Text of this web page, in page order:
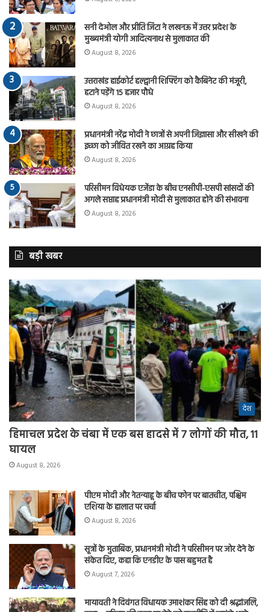
सनी देओल और प्रीति जिंटा ने लखनऊ में उत्तर प्रदेश के
मुख्यमंत्री योगी आदित्यनाथ से मुलाकात की
August 8, 2026
उत्तराखंड हाईकोर्ट हल्द्वानी शिफ्टिंग को कैबिनेट की मंजूरी,
हटाने पड़ेंगे 15 हजार पौधे
August 8, 2026
प्रधानमंत्री नरेंद्र मोदी ने छात्रों से अपनी जिज्ञासा और सीखने की
इच्छा को जीवित रखने का आग्रह किया
August 8, 2026
परिसीमन विधेयक एजेंडा के बीच एनसीपी-एसपी सांसदों की
अगले सप्ताह प्रधानमंत्री मोदी से मुलाकात होने की संभावना
August 8, 2026
बड़ी खबर
देश
हिमाचल प्रदेश के चंबा में एक बस हादसे में 7 लोगों की मौत, 11
घायल
August 8, 2026
पीएम मोदी और नेतन्याहू के बीच फोन पर बातचीत, पश्चिम
एशिया के हालात पर चर्चा
August 8, 2026
सूत्रों के मुताबिक, प्रधानमंत्री मोदी ने परिसीमन पर जोर देने के
संकेत दिए, कहा कि एनडीए के पास बहुमत है
August 7, 2026
मायावती ने दिवंगत विधायक उमाशंकर सिंह को दी श्रद्धांजलि,